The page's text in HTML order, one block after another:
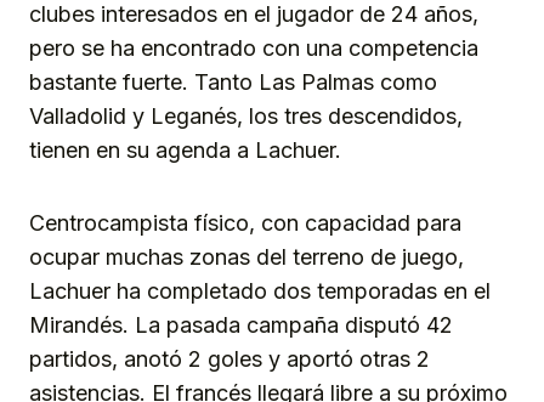
clubes interesados en el jugador de 24 años,
pero se ha encontrado con una competencia
bastante fuerte. Tanto Las Palmas como
Valladolid y Leganés, los tres descendidos,
tienen en su agenda a Lachuer.
Centrocampista físico, con capacidad para
ocupar muchas zonas del terreno de juego,
Lachuer ha completado dos temporadas en el
Mirandés. La pasada campaña disputó 42
partidos, anotó 2 goles y aportó otras 2
asistencias. El francés llegará libre a su próximo